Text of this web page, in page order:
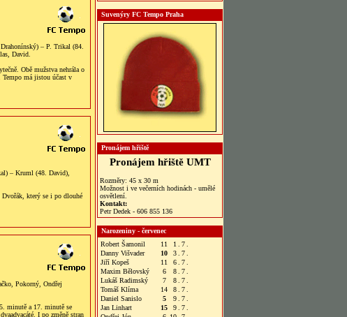
– P. Trikal (84.
David.
Obě mužstva nehrála o
Tempo má jistou účast v
– Kruml (48. David),
který se i po dlouhé
Pokorný, Ondřej
minutě a 17. minutě se
I po změně stran
Suvenýry FC Tempo Praha
Pronájem hřiště
Pronájem hřiště UMT
Rozměry: 45 x 30 m
Možnost i ve večerních hodinách - umělé
osvětlení.
Kontakt:
Petr Dedek - 606 855 136
Narozeniny - červenec
Robert Šamonil
11 1 7
Danny Višvader
10 3 7
Jiří Kopeš
11 6 7
Maxim Bělovský
6 8 7
Lukáš Radimský
7 8 7
Tomáš Klíma
14 8 7
Daniel Sanislo
5 9 7
Jan Linhart
15 9 7